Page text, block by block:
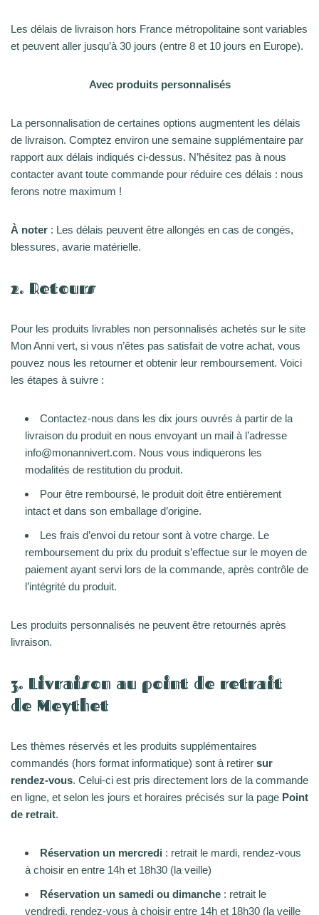
Les délais de livraison hors France métropolitaine sont variables
et peuvent aller jusqu’à 30 jours (entre 8 et 10 jours en Europe).
Avec produits personnalisés
La personnalisation de certaines options augmentent les délais
de livraison. Comptez environ une semaine supplémentaire par
rapport aux délais indiqués ci-dessus. N’hésitez pas à nous
contacter avant toute commande pour réduire ces délais : nous
ferons notre maximum !
À noter : Les délais peuvent être allongés en cas de congés,
blessures, avarie matérielle.
2. Retours
Pour les produits livrables non personnalisés achetés sur le site
Mon Anni vert, si vous n’êtes pas satisfait de votre achat, vous
pouvez nous les retourner et obtenir leur remboursement. Voici
les étapes à suivre :
Contactez-nous dans les dix jours ouvrés à partir de la
livraison du produit en nous envoyant un mail à l’adresse
info@monannivert.com. Nous vous indiquerons les
modalités de restitution du produit.
Pour être remboursé, le produit doit être entièrement
intact et dans son emballage d’origine.
Les frais d’envoi du retour sont à votre charge. Le
remboursement du prix du produit s’effectue sur le moyen de
paiement ayant servi lors de la commande, après contrôle de
l’intégrité du produit.
Les produits personnalisés ne peuvent être retournés après
livraison.
3. Livraison au point de retrait
de Meythet
Les thèmes réservés et les produits supplémentaires
commandés (hors format informatique) sont à retirer sur
rendez-vous. Celui-ci est pris directement lors de la commande
en ligne, et selon les jours et horaires précisés sur la page Point
de retrait.
Réservation un mercredi : retrait le mardi, rendez-vous
à choisir en entre 14h et 18h30 (la veille)
Réservation un samedi ou dimanche : retrait le
vendredi, rendez-vous à choisir entre 14h et 18h30 (la veille